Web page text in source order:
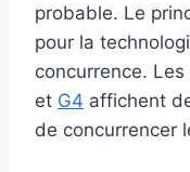
probable. Le
pour la
concurrence.
et G4 affichent
de concurrencer